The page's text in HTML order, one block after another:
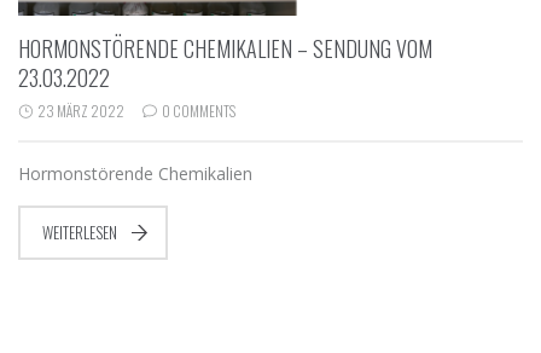
HORMONSTÖRENDE CHEMIKALIEN – SENDUNG VOM
23.03.2022
23 MÄRZ 2022 0 COMMENTS
Hormonstörende Chemikalien
WEITERLESEN